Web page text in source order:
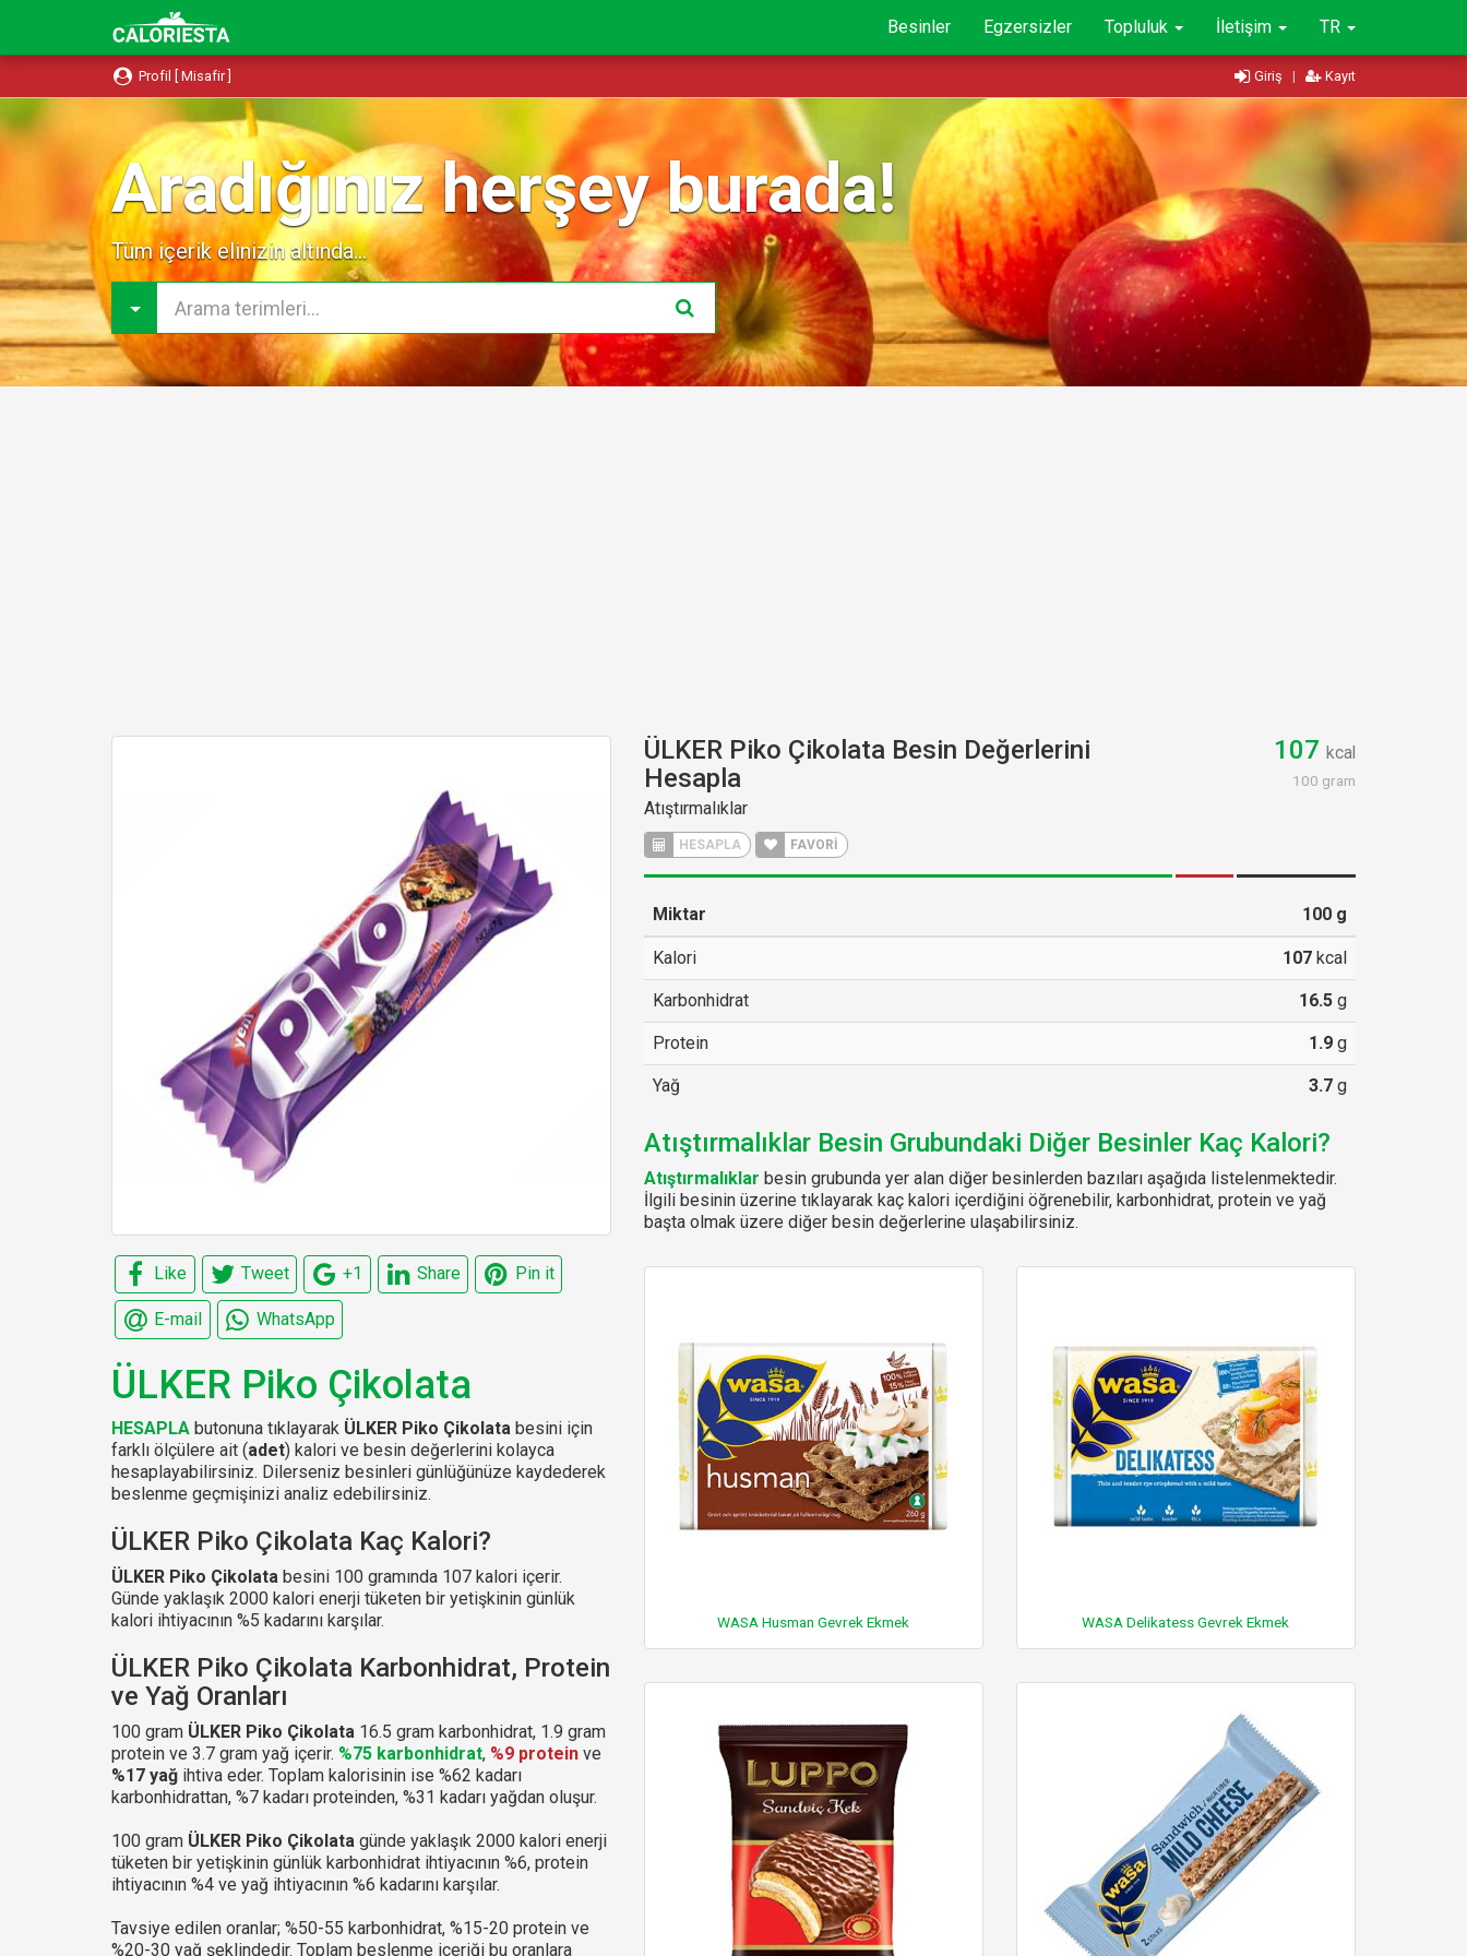
Besinler Egzersizler Topluluk İletişim TR
Profil [ Misafir ] Giriş | Kayıt
Aradığınız herşey burada!
Tüm içerik elinizin altında...
Like Tweet +1 Share Pin it
E-mail WhatsApp
ÜLKER Piko Çikolata
HESAPLA butonuna tıklayarak ÜLKER Piko Çikolata besini için
farklı ölçülere ait (adet) kalori ve besin değerlerini kolayca
hesaplayabilirsiniz. Dilerseniz besinleri günlüğünüze kaydederek
beslenme geçmişinizi analiz edebilirsiniz.
ÜLKER Piko Çikolata Kaç Kalori?
ÜLKER Piko Çikolata besini 100 gramında 107 kalori içerir.
Günde yaklaşık 2000 kalori enerji tüketen bir yetişkinin günlük
kalori ihtiyacının %5 kadarını karşılar.
ÜLKER Piko Çikolata Karbonhidrat, Protein
ve Yağ Oranları
100 gram ÜLKER Piko Çikolata 16.5 gram karbonhidrat, 1.9 gram
protein ve 3.7 gram yağ içerir. %75 karbonhidrat, %9 protein ve
%17 yağ ihtiva eder. Toplam kalorisinin ise %62 kadarı
karbonhidrattan, %7 kadarı proteinden, %31 kadarı yağdan oluşur.
100 gram ÜLKER Piko Çikolata günde yaklaşık 2000 kalori enerji
tüketen bir yetişkinin günlük karbonhidrat ihtiyacının %6, protein
ihtiyacının %4 ve yağ ihtiyacının %6 kadarını karşılar.
Tavsiye edilen oranlar; %50-55 karbonhidrat, %15-20 protein ve
%20-30 yağ şeklindedir. Toplam beslenme içeriği bu oranlara
ÜLKER Piko Çikolata Besin Değerlerini
Hesapla
Atıştırmalıklar
HESAPLA FAVORİ
107 kcal
100 gram
Miktar 100g
Kalori 107kcal
Karbonhidrat 16.5g
Protein 1.9g
Yağ 3.7g
Atıştırmalıklar Besin Grubundaki Diğer Besinler Kaç Kalori?
Atıştırmalıklar besin grubunda yer alan diğer besinlerden bazıları aşağıda listelenmektedir.
İlgili besinin üzerine tıklayarak kaç kalori içerdiğini öğrenebilir, karbonhidrat, protein ve yağ
başta olmak üzere diğer besin değerlerine ulaşabilirsiniz.
WASA Husman Gevrek Ekmek WASA Delikatess Gevrek Ekmek